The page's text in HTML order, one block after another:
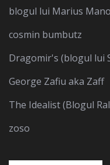
blogul lui Marius
cosmin bumbutz
Dragomir's (blogul lui
George Zafiu aka Zaff
The Idealist (Blogul
zoso